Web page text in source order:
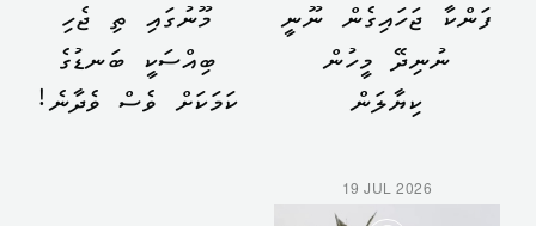
ފަންކާ ޖަހައިގެން ނޫނީ
ނުނިދޭ މީހުން
ކިޔާލަން
މޫނުގައި ތި ޖެހި
ބިއްސަކީ ބަނޑުގެ
ކަމަކަށް ވެސް ވެދާނެ!
19 JUL 2026